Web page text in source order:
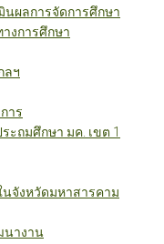
นผลการจัดการศึกษา
งการศึกษา
ลฯ
าร
ะถมศึกษา มค. เขต 1
นจังหวัดมหาสารคาม
นางาน